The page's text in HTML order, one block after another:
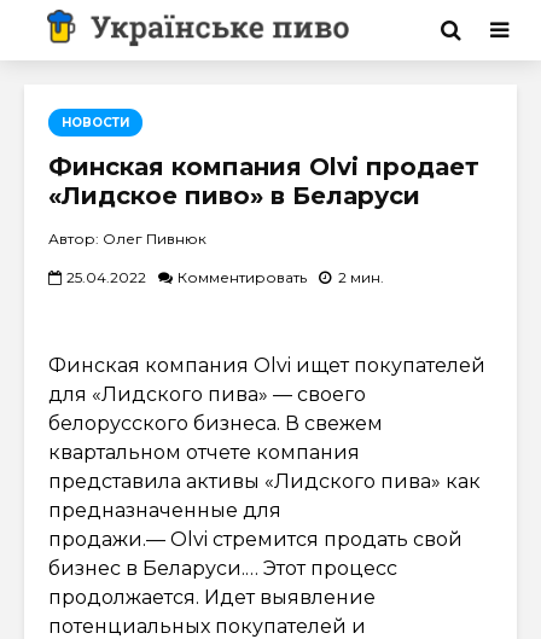
НОВОСТИ
Финская компания Olvi продает
«Лидское пиво» в Беларуси
Автор: Олег Пивнюк
25.04.2022 Комментировать 2 мин.
Финская компания Olvi ищет покупателей
для «Лидского пива» — своего
белорусского бизнеса. В свежем
квартальном отчете компания
представила активы «Лидского пива» как
предназначенные для
продажи.— Olvi стремится продать свой
бизнес в Беларуси.… Этот процесс
продолжается. Идет выявление
потенциальных покупателей и